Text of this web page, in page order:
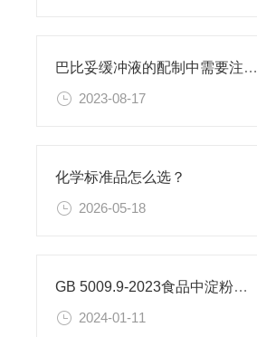
巴比妥缓冲液的配制中需要注意的实验操作技巧
2023-08-17
化学标准品怎么选？
2026-05-18
GB 5009.9-2023食品中淀粉的测定
2024-01-11